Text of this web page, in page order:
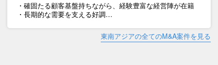
・確固たる顧客基盤持ちながら、経験豊富な経営陣が在籍
・長期的な需要を支える好調…
東南アジアの全てのM&A案件を見る